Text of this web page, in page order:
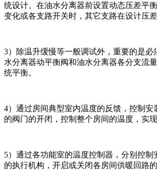
统设计。在油水分离器前设置动态压差平
变化或各支路开关时，其它支路在设计压差
3）除温升缓慢等一般调试外，重要的是必
水分离器动平衡阀和油水分离器各分支流
统平衡。
4）通过房间典型室内温度的反馈，控制安
的阀门的开闭，控制整个房间的温度，实现
5）通过各功能室的温度控制器，分别控制
的执行机构，开启或关闭各房间供暖回路